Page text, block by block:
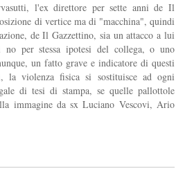
l'ex direttore per sette anni de Il
di vertice ma di "macchina", quindi
de Il Gazzettino, sia un attacco a lui
no per stessa ipotesi del collega, o uno
un fatto grave e indicatore di questi
la violenza fisica si sostituisce ad ogni
di tesi di stampa, se quelle pallottole
immagine da sx Luciano Vescovi, Ario